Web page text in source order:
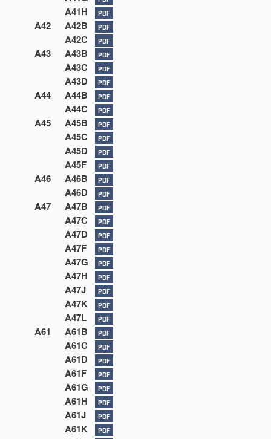
A41H PDF
A42 A42B PDF
A42C PDF
A43 A43B PDF
A43C PDF
A43D PDF
A44 A44B PDF
A44C PDF
A45 A45B PDF
A45C PDF
A45D PDF
A45F PDF
A46 A46B PDF
A46D PDF
A47 A47B PDF
A47C PDF
A47D PDF
A47F PDF
A47G PDF
A47H PDF
A47J PDF
A47K PDF
A47L PDF
A61 A61B PDF
A61C PDF
A61D PDF
A61F PDF
A61G PDF
A61H PDF
A61J PDF
A61K PDF